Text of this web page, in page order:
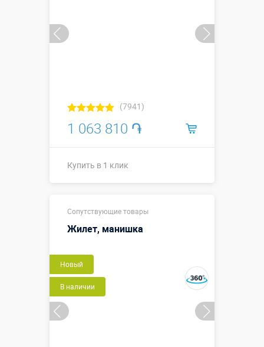
(7941)
1 063 810 ֏
Купить в 1 клик
Сопутствующие товары
Жилет, манишка
Новый
В наличии